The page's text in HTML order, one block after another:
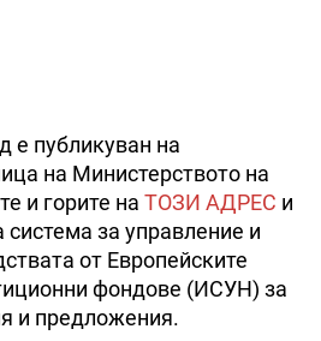
е публикуван на
на Министерството на
и горите на ТОЗИ АДРЕС и
за управление и
от Европейските
фондове (ИСУН) за
и предложения.